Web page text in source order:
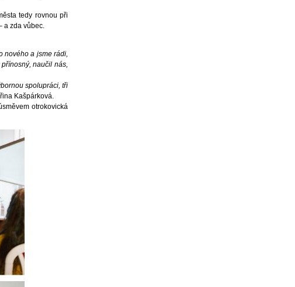
tedy rovnou při
a zda vůbec.
nového a jsme rádi,
naučil nás,
spolupráci, tři
Kašpárková.
otrokovická